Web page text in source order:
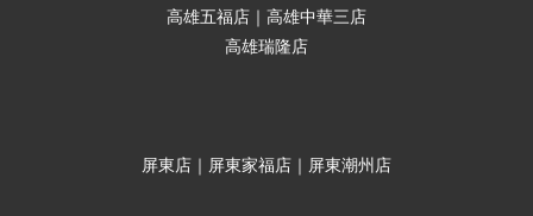
高雄五福店｜高雄中華三店
高雄瑞隆店
屏東店｜屏東家福店｜屏東潮州店